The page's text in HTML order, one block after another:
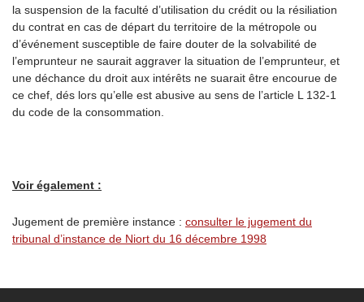
la suspension de la faculté d’utilisation du crédit ou la résiliation
du contrat en cas de départ du territoire de la métropole ou
d’événement susceptible de faire douter de la solvabilité de
l’emprunteur ne saurait aggraver la situation de l’emprunteur, et
une déchance du droit aux intérêts ne suarait être encourue de
ce chef, dés lors qu’elle est abusive au sens de l’article L 132-1
du code de la consommation.
Voir également :
Jugement de première instance : consulter le jugement du
tribunal d’instance de Niort du 16 décembre 1998